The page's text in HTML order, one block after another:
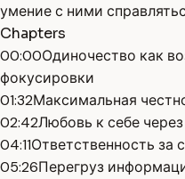
умение с ними
Chapters
00:00Одиночество как
фокусировки
01:32Максимальная
02:42Любовь к себе
04:11Ответственность за
05:26Перегруз